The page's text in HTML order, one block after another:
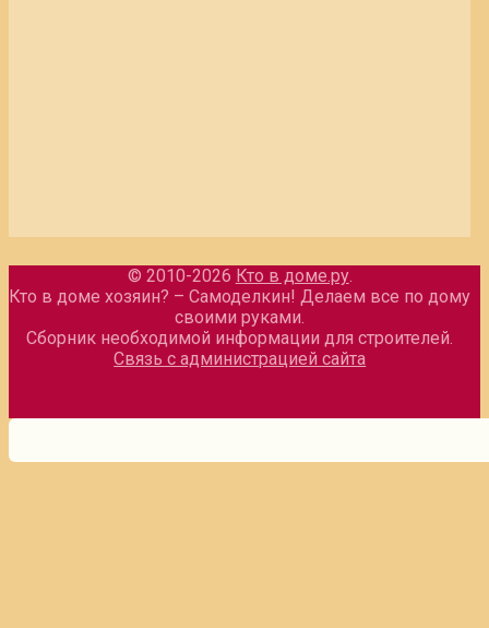
© 2010-2026 Кто в доме.ру.
Кто в доме хозяин? – Самоделкин! Делаем все по дому
своими руками.
Сборник необходимой информации для строителей.
Связь с администрацией сайта